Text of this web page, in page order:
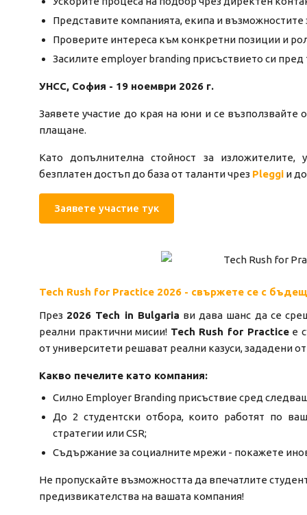
Представите компанията, екипа и възможностите
Проверите интереса към конкретни позиции и
Засилите employer branding присъствието си пред
УНСС, София - 19 ноември 2026 г.
Заявете участие до края на юни и се възползвайте
плащане.
Като допълнителна стойност за изложителите,
безплатен достъп до база от таланти чрез Pleggi и
Заявете участие тук
Tech Rush for Practice 2026 - свържете се с
През 2026 Tech in Bulgaria ви дава шанс да се
реални практични мисии! Tech Rush for Practiceе
от университети решават реални казуси, зададени
Какво печелите като компания:
Силно Employer Branding присъствие сред
До 2 студентски отбора, които работят по
стратегии или CSR;
Съдържание за социалните мрежи - покажете
Не пропускайте възможността да впечатлите
предизвикателства на вашата компания!